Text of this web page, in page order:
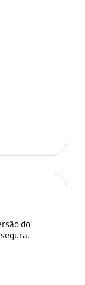
do